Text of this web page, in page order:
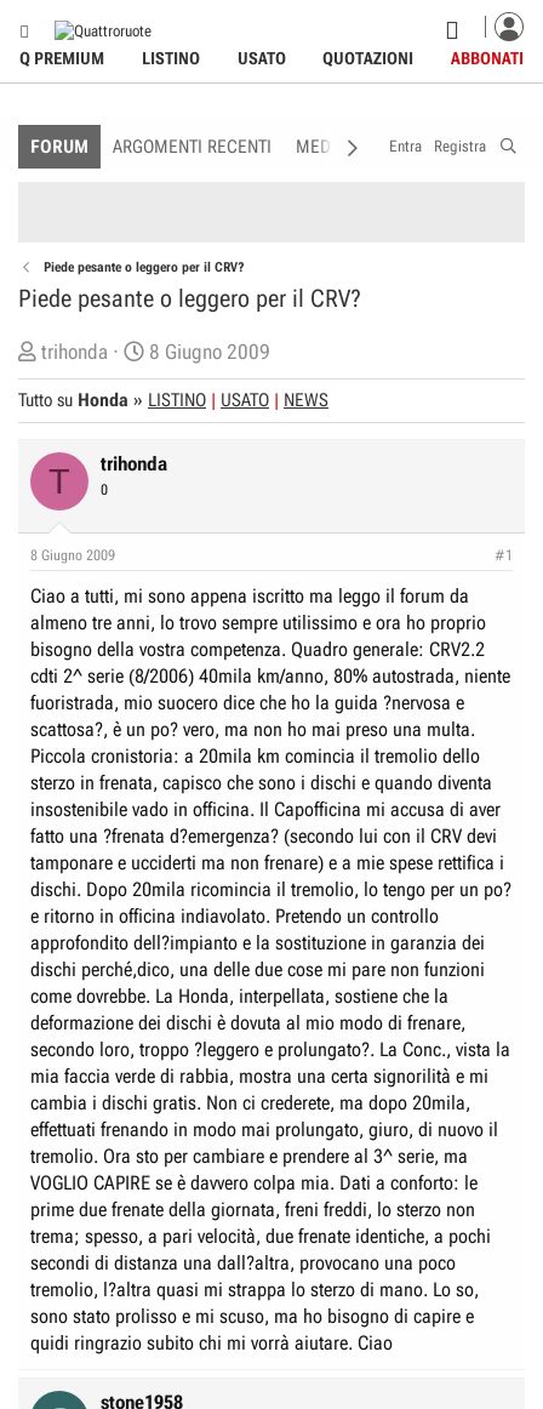
Q PREMIUM LISTINO USATO QUOTAZIONI ABBONATI
FORUM ARGOMENTI RECENTI MEDIA MEMBRI
Entra Registra
Piede pesante o leggero per il CRV?
Piede pesante o leggero per il CRV?
C
r
e
t
e
D
i
s
c
u
s
s
i
o
n
e
trihonda
D
a
t
d
z
i
o
8 Giugno 2009
Tutto su Honda » LISTINO USATO NEWS
T trihonda
0
8 Giugno 2009 #1
Ciao a tutti, mi sono appena iscritto ma leggo il forum da
almeno tre anni, lo trovo sempre utilissimo e ora ho proprio
bisogno della vostra competenza. Quadro generale: CRV2.2
cdti 2^ serie (8/2006) 40mila km/anno, 80% autostrada, niente
fuoristrada, mio suocero dice che ho la guida ?nervosa e
scattosa?, è un po? vero, ma non ho mai preso una multa.
Piccola cronistoria: a 20mila km comincia il tremolio dello
sterzo in frenata, capisco che sono i dischi e quando diventa
insostenibile vado in officina. Il Capofficina mi accusa di aver
fatto una ?frenata d?emergenza? (secondo lui con il CRV devi
tamponare e ucciderti ma non frenare) e a mie spese rettifica i
dischi. Dopo 20mila ricomincia il tremolio, lo tengo per un po?
e ritorno in officina indiavolato. Pretendo un controllo
approfondito dell?impianto e la sostituzione in garanzia dei
dischi perché,dico, una delle due cose mi pare non funzioni
come dovrebbe. La Honda, interpellata, sostiene che la
deformazione dei dischi è dovuta al mio modo di frenare,
secondo loro, troppo ?leggero e prolungato?. La Conc., vista la
mia faccia verde di rabbia, mostra una certa signorilità e mi
cambia i dischi gratis. Non ci crederete, ma dopo 20mila,
effettuati frenando in modo mai prolungato, giuro, di nuovo il
tremolio. Ora sto per cambiare e prendere al 3^ serie, ma
VOGLIO CAPIRE se è davvero colpa mia. Dati a conforto: le
prime due frenate della giornata, freni freddi, lo sterzo non
trema; spesso, a pari velocità, due frenate identiche, a pochi
secondi di distanza una dall?altra, provocano una poco
tremolio, l?altra quasi mi strappa lo sterzo di mano. Lo so,
sono stato prolisso e mi scuso, ma ho bisogno di capire e
quidi ringrazio subito chi mi vorrà aiutare. Ciao
stone1958